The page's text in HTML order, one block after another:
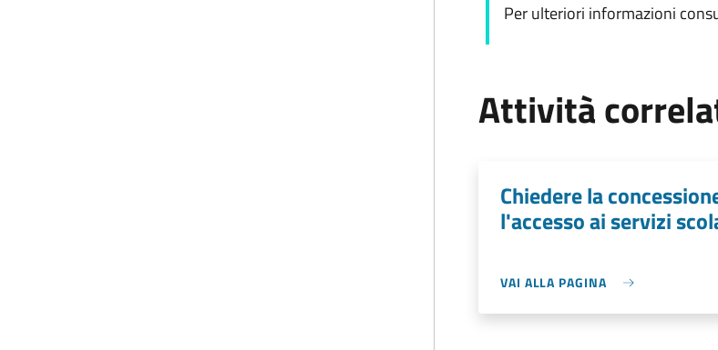
Per ulteriori informazioni
Attività
Chiedere la
l'accesso ai servizi
VAI ALLA PAGINA